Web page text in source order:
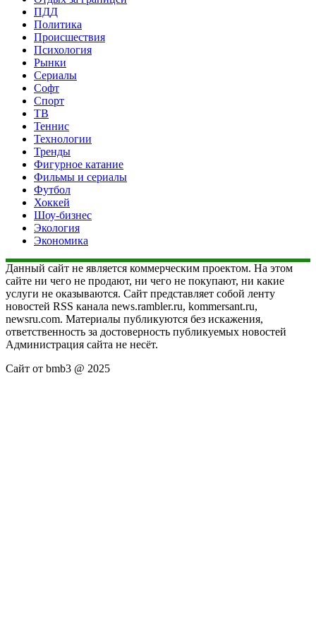
ПДД
Политика
Происшествия
Психология
Рынки
Сериалы
Софт
Спорт
ТВ
Теннис
Технологии
Тренды
Фигурное катание
Фильмы и сериалы
Футбол
Хоккей
Шоу-бизнес
Экология
Экономика
Данный сайт не является коммерческим проектом. На этом
сайте ни чего не продают, ни чего не покупают, ни какие
услуги не оказываются. Сайт представляет собой ленту
новостей RSS канала news.rambler.ru, kommersant.ru,
newsru.com. Материалы публикуются без искажения,
ответственность за достоверность публикуемых новостей
Администрация сайта не несёт.
Сайт от bmb3 @ 2025